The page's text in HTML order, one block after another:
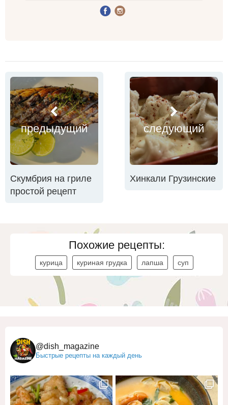
предыдущий
Скумбрия на гриле
простой рецепт
следующий
Хинкали Грузинские
Похожие рецепты:
курица куриная грудка лапша суп
@dish_magazine
Быстрые рецепты на каждый день